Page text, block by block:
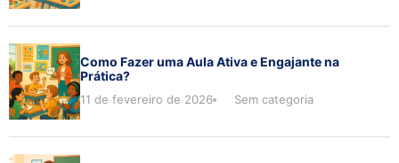
Como Fazer uma Aula Ativa e Engajante na
Prática?
11 de fevereiro de 2026 Sem categoria